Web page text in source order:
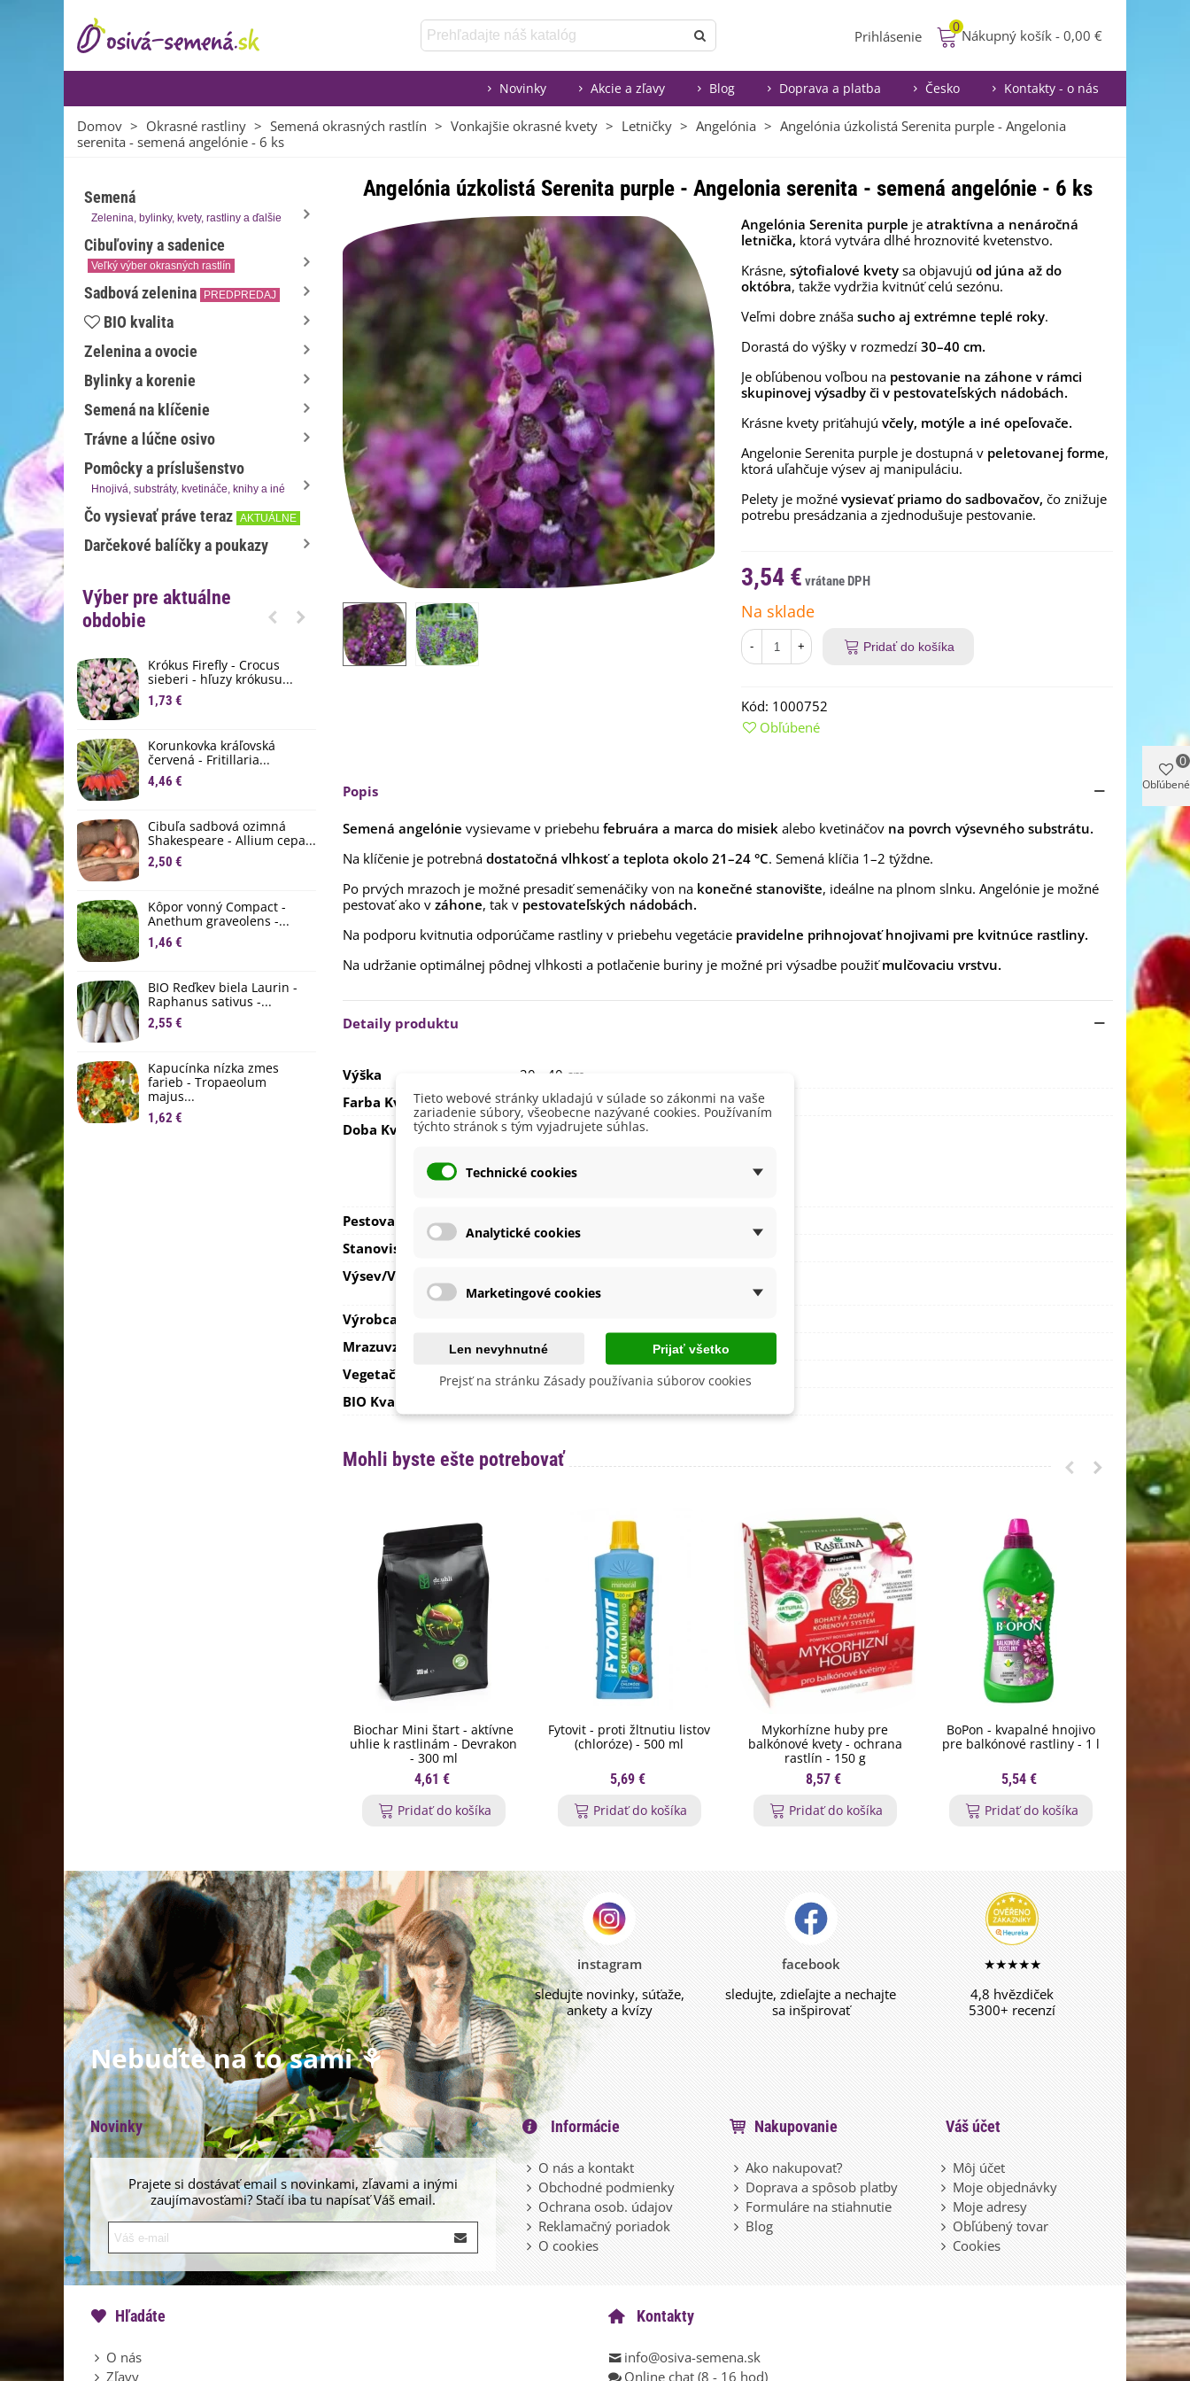
Prihlásenie
0
Nákupný košík - 0,00 €
Novinky Akcie a zľavy Blog Doprava a platba Česko Kontakty - o nás
Domov > Okrasné rastliny > Semená okrasných rastlín > Vonkajšie okrasné kvety > Letničky > Angelónia > Angelónia úzkolistá Serenita purple - Angelonia
serenita - semená angelónie - 6 ks
Semená
Zelenina, bylinky, kvety, rastliny a ďalšie
Cibuľoviny a sadenice
Veľký výber okrasných rastlín
Sadbová zelenina PREDPREDAJ
BIO kvalita
Zelenina a ovocie
Bylinky a korenie
Semená na klíčenie
Trávne a lúčne osivo
Pomôcky a príslušenstvo
Hnojivá, substráty, kvetináče, knihy a iné
Čo vysievať práve teraz AKTUÁLNE
Darčekové balíčky a poukazy
Výber pre aktuálne
obdobie
Krókus Firefly - Crocus
sieberi - hľuzy krókusu...
1,73 €
Korunkovka kráľovská
červená - Fritillaria...
4,46 €
Cibuľa sadbová ozimná
Shakespeare - Allium cepa...
2,50 €
Kôpor vonný Compact -
Anethum graveolens -...
1,46 €
BIO Reďkev biela Laurin -
Raphanus sativus -...
2,55 €
Kapucínka nízka zmes
farieb - Tropaeolum
majus...
1,62 €
Semienkové bomby -
1,53 €
Ľalia Canova - Lilium -
cibuľoviny - 1 ks
2,69 € 3,85 € -30%
Begónia plnokvetá žltá -
Begonia superba -...
3,85 € -30%
Blahovičník - Eukalyptus...
Angelónia úzkolistá Serenita purple - Angelonia serenita - semená angelónie - 6 ks
Angelónia Serenita purple je atraktívna a nenáročná
letnička, ktorá vytvára dlhé hroznovité kvetenstvo.
Krásne, sýtofialové kvety sa objavujú od júna až do
októbra, takže vydržia kvitnúť celú sezónu.
Veľmi dobre znáša sucho aj extrémne teplé roky.
Dorastá do výšky v rozmedzí 30–40 cm.
Je obľúbenou voľbou na pestovanie na záhone v rámci
skupinovej výsadby či v pestovateľských nádobách.
Krásne kvety priťahujú včely, motýle a iné opeľovače.
Angelonie Serenita purple je dostupná v peletovanej forme,
ktorá uľahčuje výsev aj manipuláciu.
Pelety je možné vysievať priamo do sadbovačov, čo znižuje
potrebu presádzania a zjednodušuje pestovanie.
3,54 €
Na sklade
- + Pridať do košíka
Kód: 1000752
Obľúbené
Popis
Semená angelónie vysievame v priebehu februára a marca do misiek alebo kvetináčov na povrch výsevného substrátu.
Na klíčenie je potrebná dostatočná vlhkosť a teplota okolo 21–24 °C. Semená klíčia 1–2 týždne.
Po prvých mrazoch je možné presadiť semenáčiky von na konečné stanovište, ideálne na plnom slnku. Angelónie je možné
pestovať ako v záhone, tak v pestovateľských nádobách.
Na podporu kvitnutia odporúčame rastliny v priebehu vegetácie pravidelne prihnojovať hnojivami pre kvitnúce rastliny.
Na udržanie optimálnej pôdnej vlhkosti a potlačenie buriny je možné pri výsadbe použiťmulčovaciu vrstvu.
Detaily produktu
Výška
20 - 40 cm
Farba Kvetu
Fialová
Doba Kvitnutia
August
Október
Pestovanie
Stanovisko
Výsev/výsadba
Marec
Výrobca
Mrazuvzdornosť
Nie
Vegetačné Obdobie
Letničky
BIO Kvalita
Mohli byste ešte potrebovať
Biochar Mini štart - aktívne
uhlie k rastlinám - Devrakon
- 300 ml
4,61 €
Pridať do košíka
Fytovit - proti žltnutiu listov
(chloróze) - 500 ml
5,69 €
Pridať do košíka
Mykorhízne huby pre
balkónové kvety - ochrana
rastlín - 150 g
8,57 €
Pridať do košíka
BoPon - kvapalné hnojivo
pre balkónové rastliny - 1 l
5,54 €
Pridať do košíka
Nebuďte na to sami ⚘
instagram
sledujte novinky, súťaže,
ankety a kvízy
facebook
sledujte, zdieľajte a nechajte
sa inšpirovať
★★★★★
4,8 hvězdiček
5300+ recenzí
Novinky
Prajete si dostávať email s novinkami, zľavami a inými
zaujímavosťami? Stačí iba tu napísať Váš email.
Informácie
O nás a kontakt
Obchodné podmienky
Ochrana osob. údajov
Reklamačný poriadok
O cookies
Nakupovanie
Ako nakupovať?
Doprava a spôsob platby
Formuláre na stiahnutie
Blog
Váš účet
Môj účet
Moje objednávky
Moje adresy
Obľúbený tovar
Cookies
Hľadáte
O nás
Zľavy
Kontakty
info@osiva-semena.sk
Online chat (8 - 16 hod)
Obľúbené
0
Tieto webové stránky ukladajú v súlade so zákonmi na vaše
zariadenie súbory, všeobecne nazývané cookies. Používaním
týchto stránok s tým vyjadrujete súhlas.
Technické cookies
Analytické cookies
Marketingové cookies
Len nevyhnutné Prijať všetko
Prejsť na stránku Zásady používania súborov cookies